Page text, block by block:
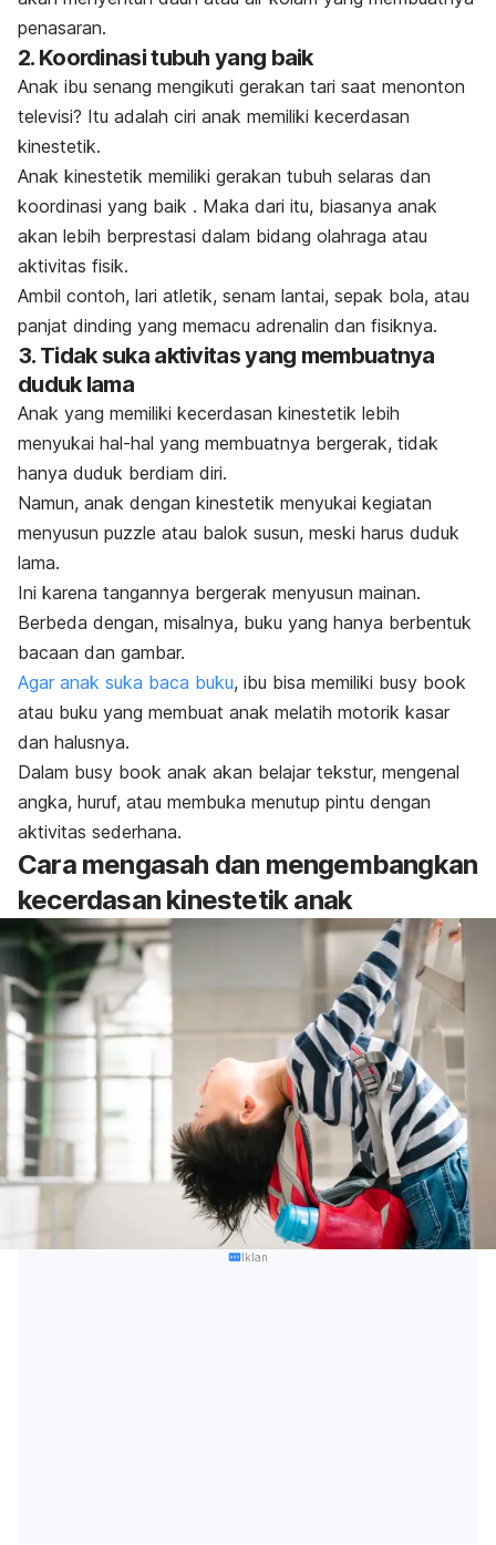
penasaran.
2. Koordinasi tubuh yang baik
Anak ibu senang mengikuti gerakan tari saat menonton
televisi? Itu adalah ciri anak memiliki kecerdasan
kinestetik.
Anak kinestetik memiliki gerakan tubuh selaras dan
koordinasi yang baik . Maka dari itu, biasanya anak
akan lebih berprestasi dalam bidang olahraga atau
aktivitas fisik.
Ambil contoh, lari atletik, senam lantai, sepak bola, atau
panjat dinding yang memacu adrenalin dan fisiknya.
3. Tidak suka aktivitas yang membuatnya
duduk lama
Anak yang memiliki kecerdasan kinestetik lebih
menyukai hal-hal yang membuatnya bergerak, tidak
hanya duduk berdiam diri.
Namun, anak dengan kinestetik menyukai kegiatan
menyusun puzzle atau balok susun, meski harus duduk
lama.
Ini karena tangannya bergerak menyusun mainan.
Berbeda dengan, misalnya, buku yang hanya berbentuk
bacaan dan gambar.
Agar anak suka baca buku, ibu bisa memiliki busy book
atau buku yang membuat anak melatih motorik kasar
dan halusnya.
Dalam busy book anak akan belajar tekstur, mengenal
angka, huruf, atau membuka menutup pintu dengan
aktivitas sederhana.
Cara mengasah dan mengembangkan
kecerdasan kinestetik anak
Iklan